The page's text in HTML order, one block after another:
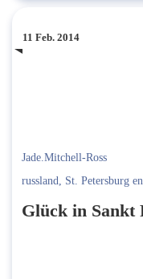
11 Feb. 2014
Jade.Mitchell-Ross
russland, St. Petersburg
Glück in Sankt